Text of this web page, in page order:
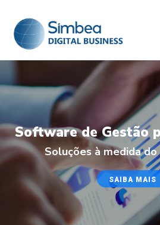
Software de Gestão
Soluções à medida
SAIBA MAIS